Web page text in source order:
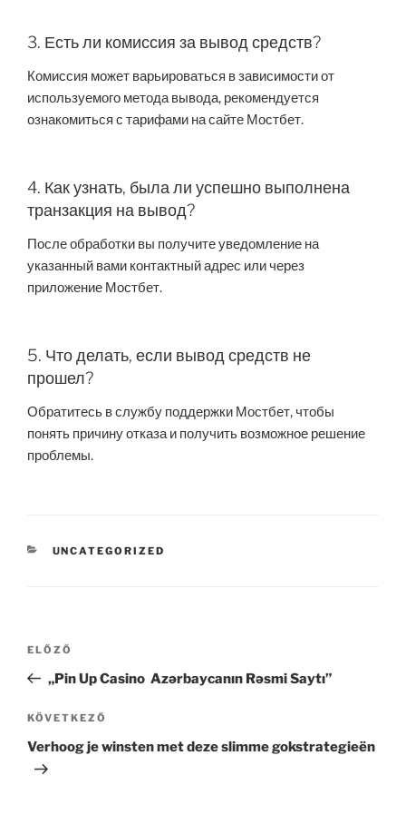
3. Есть ли комиссия за вывод средств?
Комиссия может варьироваться в зависимости от
используемого метода вывода, рекомендуется
ознакомиться с тарифами на сайте Мостбет.
4. Как узнать, была ли успешно выполнена
транзакция на вывод?
После обработки вы получите уведомление на
указанный вами контактный адрес или через
приложение Мостбет.
5. Что делать, если вывод средств не
прошел?
Обратитесь в службу поддержки Мостбет, чтобы
понять причину отказа и получить возможное решение
проблемы.
UNCATEGORIZED
ELŐZŐ
„Pin Up Casino ️ Azərbaycanın Rəsmi Saytı”
KÖVETKEZŐ
Verhoog je winsten met deze slimme gokstrategieën